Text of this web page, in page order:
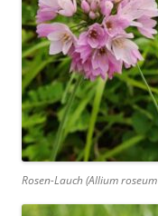
Rosen-Lauch (Allium roseum